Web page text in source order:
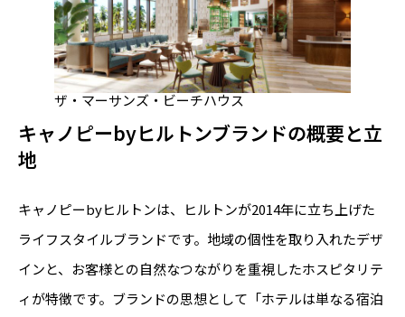
ザ・マーサンズ・ビーチハウス
キャノピーbyヒルトンブランドの概要と立
地
キャノピーbyヒルトンは、ヒルトンが2014年に立ち上げた
ライフスタイルブランドです。地域の個性を取り入れたデザ
インと、お客様との自然なつながりを重視したホスピタリテ
ィが特徴です。ブランドの思想として「ホテルは単なる宿泊